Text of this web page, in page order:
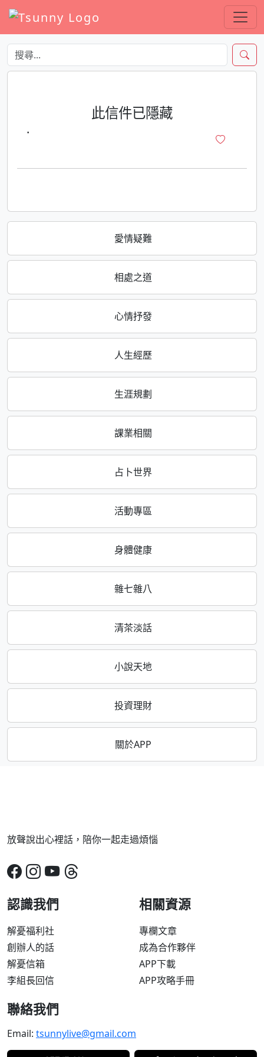
愛情疑難
相處之道
心情抒發
人生經歷
生涯規劃
課業相關
占卜世界
活動專區
身體健康
雜七雜八
清茶淡話
小說天地
投資理財
關於APP
此信件已隱藏
·
放聲說出心裡話，陪你一起走過煩惱
認識我們
解憂福利社
創辦人的話
解憂信箱
李組長回信
相關資源
專欄文章
成為合作夥伴
APP下載
APP攻略手冊
聯絡我們
Email: tsunnylive@gmail.com